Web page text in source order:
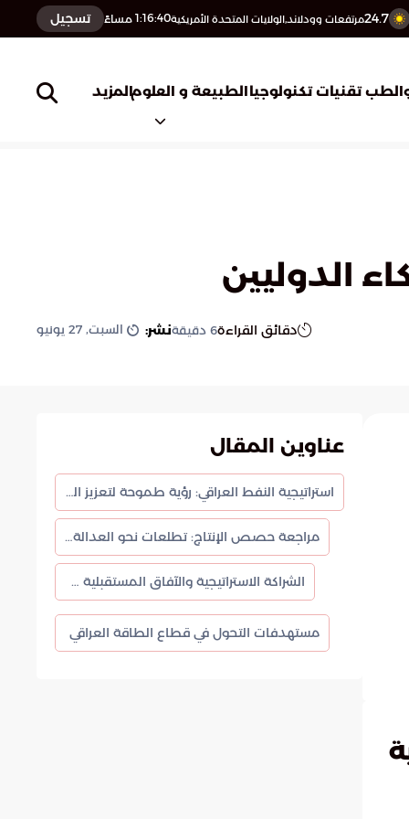
24.7مرتفعات وودلاند,الولايات المتحدة الأمريكية1:16:41 مساءً تسجيل
تقنيات تكنولوجياالطبيعة و العلومالمزيد
الدوليين
دقائق القراءة6 دقيقةنشر: السبت, 27 يونيو
عناوين المقال
استراتيجية النفط العراقي: رؤية طموحة لتعزيز السيادة الاقتصادية واستقرار الأسواق
مراجعة حصص الإنتاج: تطلعات نحو العدالة التوزيعية
الشراكة الاستراتيجية والآفاق المستقبلية عبر بوابة السعودية
مستهدفات التحول في قطاع الطاقة العراقي